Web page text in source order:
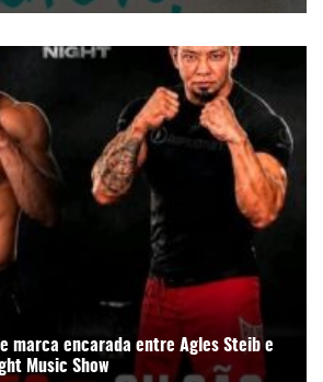
marca encarada entre Agles Steib e
Music Show